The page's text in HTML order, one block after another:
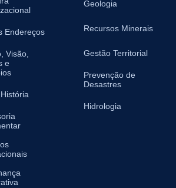
Endereços
Visão,
e
Geologia
Recursos Minerais
Gestão Territorial
Prevenção de
Desastres
Hidrologia